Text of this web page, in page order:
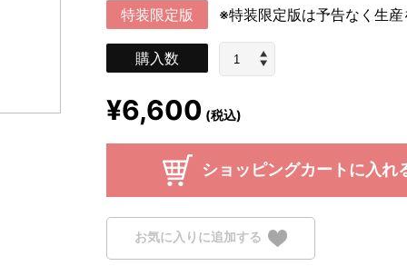
特装限定版 ※特装限定版は予告なく生
購入数
¥6,600 (税込)
ショッピングカートに入れ
お気に入りに追加する